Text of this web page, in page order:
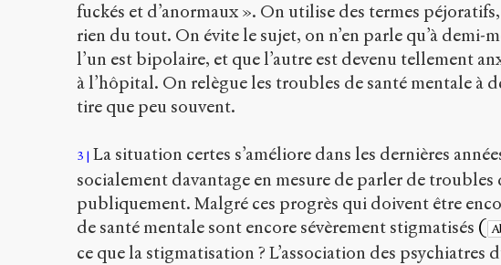
fuckés et d’anormaux ». On utilise des termes
rien du tout. On évite le sujet, on n’en parle qu’à demi-
l’un est bipolaire, et que l’autre est devenu tellement
à l’hôpital. On relègue les troubles de santé mentale à
tire que peu souvent.
3
La situation certes s’améliore dans les dernières
socialement davantage en mesure de parler de troubles
publiquement. Malgré ces progrès qui doivent être
de santé mentale sont encore sévèrement stigmatisés (
ce que la stigmatisation ? L’association des psychiatres